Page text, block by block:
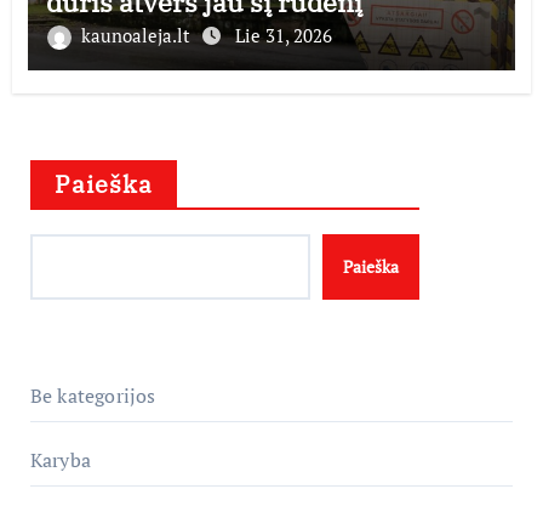
kaunoaleja.lt Lie 31, 2026
Paieška
Paieška
Be kategorijos
Karyba